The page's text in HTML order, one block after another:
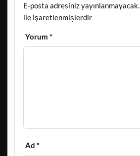
E-posta adresiniz yayınlanmayacak.
ile işaretlenmişlerdir
Yorum*
Ad*